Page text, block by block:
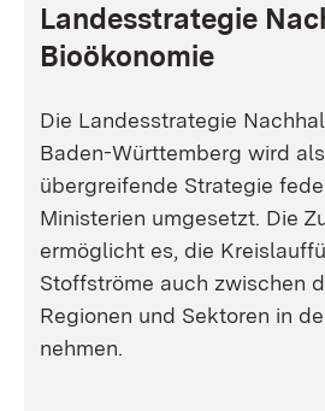
Landesstrategie
Bioökonomie
Die Landesstrategie
Baden-Württemberg wird
übergreifende Strategie
Ministerien umgesetzt. Die
ermöglicht es, die
Stoffströme auch zwischen
Regionen und Sektoren in
nehmen.